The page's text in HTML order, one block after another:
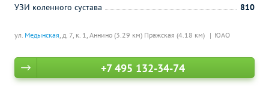
ул. Медынская, д. 7, к. 1, Аннино (3.29 км) Пражская (4.18 км) ЮАО
УЗИ коленного сустава
810
+7 495 132-34-74